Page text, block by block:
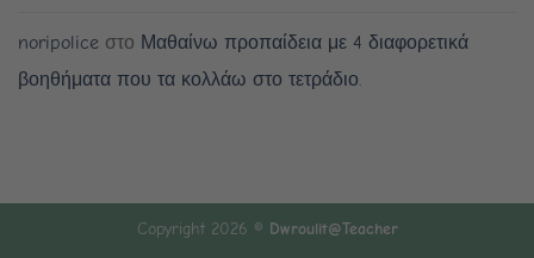
noripolice στο Μαθαίνω προπαίδεια με 4 διαφορετικά
βοηθήματα που τα κολλάω στο τετράδιο.
Copyright 2026 © Dwroulit@Teacher